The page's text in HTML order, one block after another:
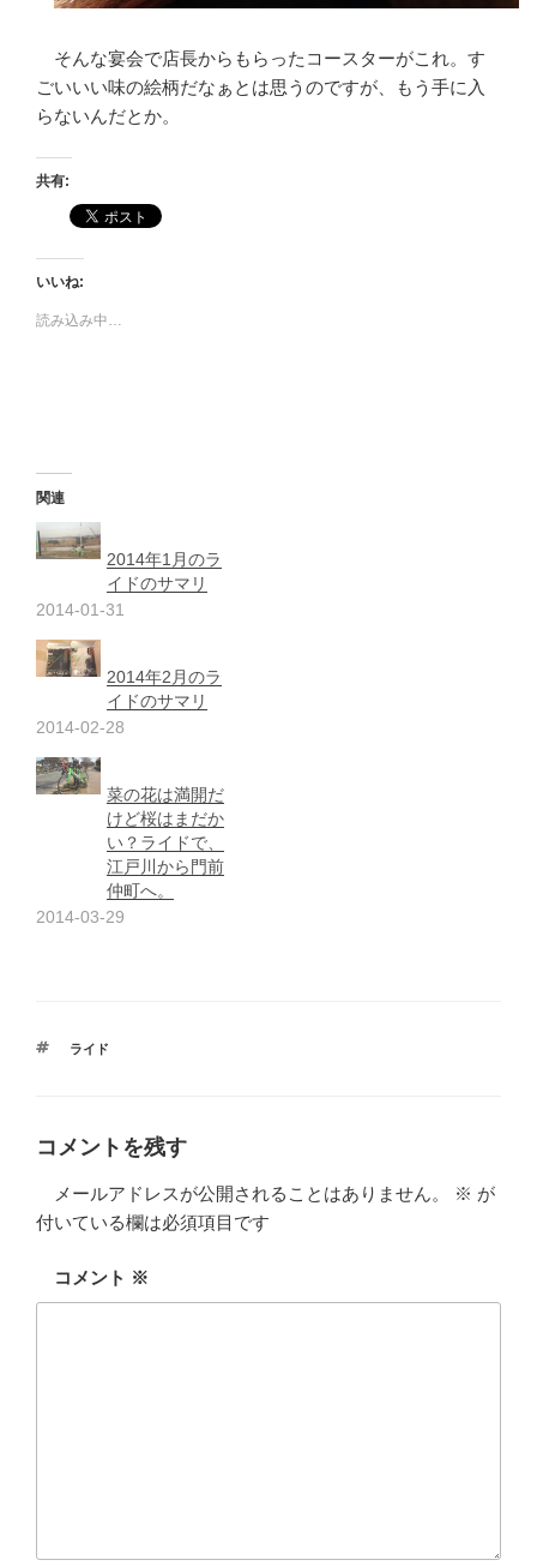
そんな宴会で店長からもらったコースターがこれ。す
ごいいい味の絵柄だなぁとは思うのですが、もう手に入
らないんだとか。
共有:
いいね:
読み込み中…
関連
2014年1月のラ
イドのサマリ
2014-01-31
2014年2月のラ
イドのサマリ
2014-02-28
菜の花は満開だ
けど桜はまだか
い？ライドで、
江戸川から門前
仲町へ。
2014-03-29
タ
ライド
コメントを残す
メールアドレスが公開されることはありません。 ※ が
付いている欄は必須項目です
コメント ※